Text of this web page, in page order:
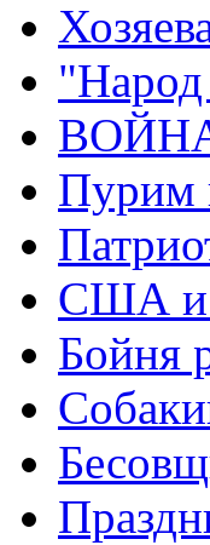
"Народ
ВОЙНА
Пурим
США и
Бойня